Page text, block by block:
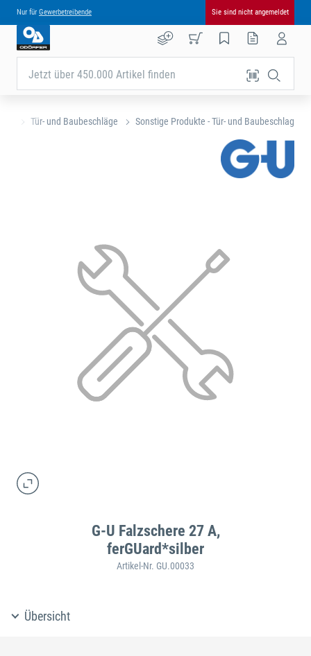
Nur für Gewerbetreibende Sie sind nicht angemeldet
Jetzt über 450.000 Artikel finden
Tür- und Baubeschläge Sonstige Produkte - Tür- und Baubeschlag
G-U Falzschere 27 A,
ferGUard*silber
Artikel-Nr. GU.00033
Übersicht